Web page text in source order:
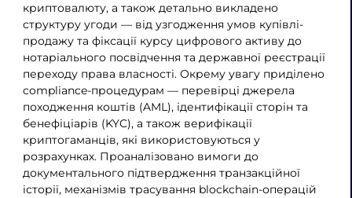
криптовалюту, а також детально викладено
структуру угоди — від узгодження умов купівлі-
продажу та фіксації курсу цифрового активу до
нотаріального посвідчення та державної реєстрації
переходу права власності. Окрему увагу приділено
compliance-процедурам — перевірці джерела
походження коштів (AML), ідентифікації сторін та
бенефіціарів (KYC), а також верифікації
криптогаманців, які використовуються у
розрахунках. Проаналізовано вимоги до
документального підтвердження транзакційної
історії, механізмів трасування blockchain-операцій